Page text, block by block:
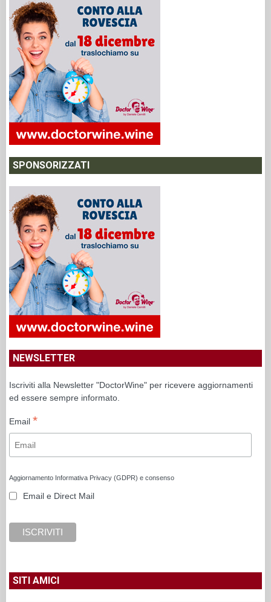
SPONSORIZZATI
NEWSLETTER
Iscriviti alla Newsletter "DoctorWine" per ricevere aggiornamenti
ed essere sempre informato.
Email *
Aggiornamento Informativa Privacy (GDPR) e consenso
Email e Direct Mail
SITI AMICI